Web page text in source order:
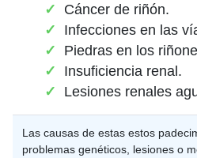
Cáncer de riñón.
Infecciones en las
Piedras en los
Insuficiencia renal.
Lesiones renales
Las causas de estas estos
problemas genéticos, lesiones o